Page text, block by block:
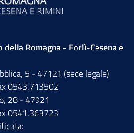
della Romagna - Forlì-Cesena e
5 - 47121 (sede legale)
0543.713502
28 - 47921
0541.363723